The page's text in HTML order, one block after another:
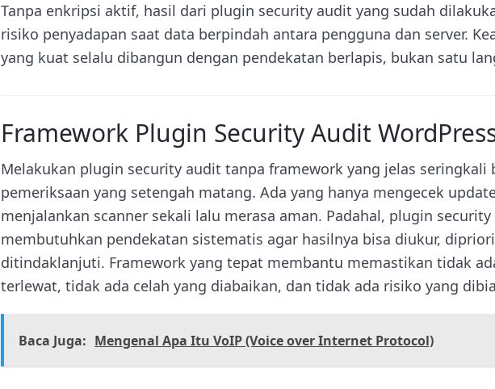
Tanpa enkripsi aktif, hasil dari plugin security audit yang sudah
risiko penyadapan saat data berpindah antara pengguna dan server.
yang kuat selalu dibangun dengan pendekatan berlapis, bukan satu
Framework Plugin Security Audit
Melakukan plugin security audit tanpa framework yang jelas seringkali
pemeriksaan yang setengah matang. Ada yang hanya mengecek
menjalankan scanner sekali lalu merasa aman. Padahal, plugin
membutuhkan pendekatan sistematis agar hasilnya bisa diukur,
ditindaklanjuti. Framework yang tepat membantu memastikan tidak
terlewat, tidak ada celah yang diabaikan, dan tidak ada risiko yang
Baca Juga: Mengenal Apa Itu VoIP (Voice over Internet Protocol)